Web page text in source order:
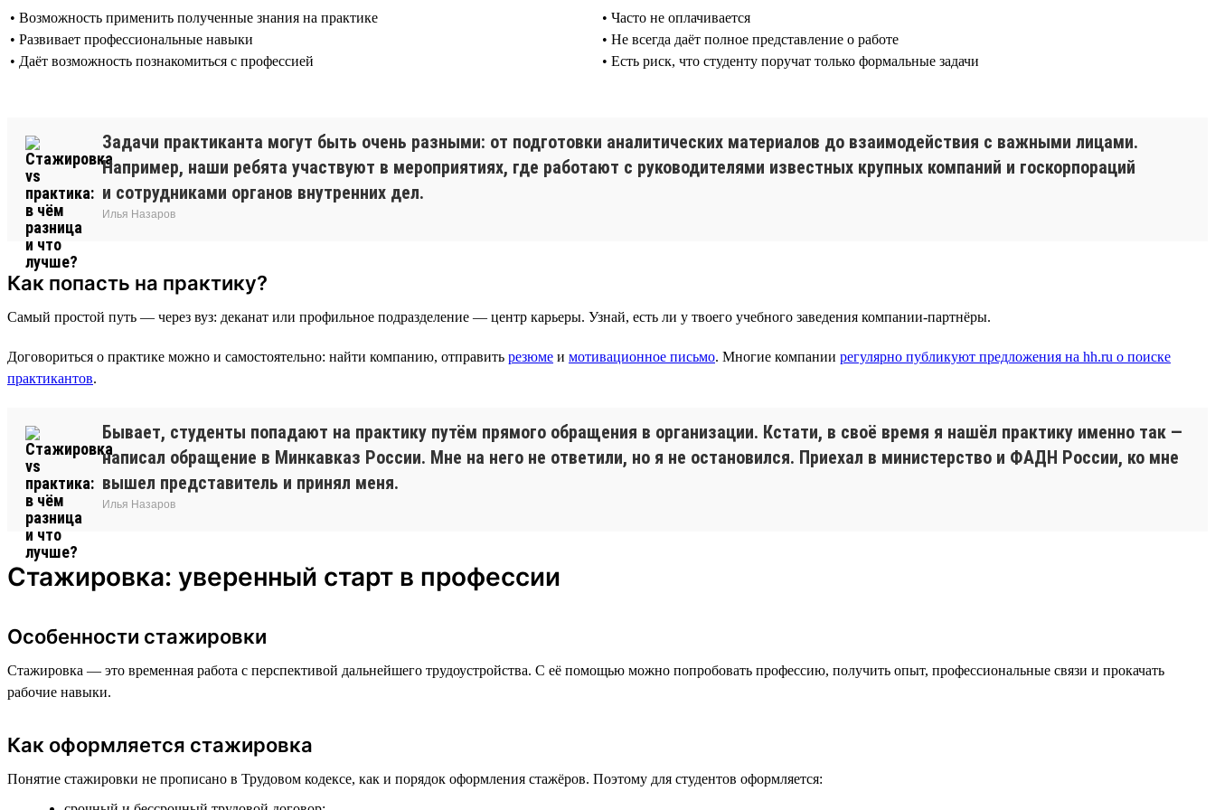
• Возможность применить полученные знания на практике
• Развивает профессиональные навыки
• Даёт возможность познакомиться с профессией
• Часто не оплачивается
• Не всегда даёт полное представление о работе
• Есть риск, что студенту поручат только формальные задачи
Задачи практиканта могут быть очень разными: от подготовки аналитических материалов до взаимодействия с важными лицами.
Например, наши ребята участвуют в мероприятиях, где работают с руководителями известных крупных компаний и госкорпораций
и сотрудниками органов внутренних дел.
Илья Назаров
Как попасть на практику?
Самый простой путь — через вуз: деканат или профильное подразделение — центр карьеры. Узнай, есть ли у твоего учебного заведения компании-партнёры.
Договориться о практике можно и самостоятельно: найти компанию, отправить резюме и мотивационное письмо. Многие компании регулярно публикуют предложения на hh.ru о поиске
практикантов.
Бывает, студенты попадают на практику путём прямого обращения в организации. Кстати, в своё время я нашёл практику именно так —
написал обращение в Минкавказ России. Мне на него не ответили, но я не остановился. Приехал в министерство и ФАДН России, ко мне
вышел представитель и принял меня.
Илья Назаров
Стажировка: уверенный старт в профессии
Особенности стажировки
Стажировка — это временная работа с перспективой дальнейшего трудоустройства. С её помощью можно попробовать профессию, получить опыт, профессиональные связи и прокачать
рабочие навыки.
Как оформляется стажировка
Понятие стажировки не прописано в Трудовом кодексе, как и порядок оформления стажёров. Поэтому для студентов оформляется: